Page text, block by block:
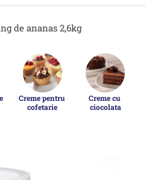
de ananas 2,6kg
Creme pentru
cofetarie
Creme cu
ciocolata